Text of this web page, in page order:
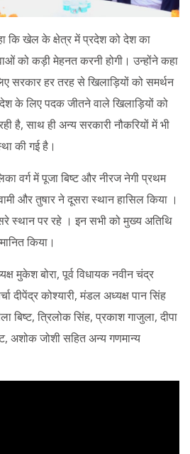
कि खेल के क्षेत्र में प्रदेश को देश का
को कड़ी मेहनत करनी होगी। उन्होंने कहा
सरकार हर तरह से खिलाड़ियों को समर्थन
के लिए पदक जीतने वाले खिलाड़ियों को
है, साथ ही अन्य सरकारी नौकरियों में भी
की गई है।
वर्ग में पूजा बिष्ट और नीरज नेगी प्रथम
और तुषार ने दूसरा स्थान हासिल किया ।
स्थान पर रहे । इन सभी को मुख्य अतिथि
किया।
मुकेश बोरा, पूर्व विधायक नवीन चंद्र
दीपेंद्र कोश्यारी, मंडल अध्यक्ष पान सिंह
बिष्ट, त्रिलोक सिंह, प्रकाश गाजुला, दीपा
अशोक जोशी सहित अन्य गणमान्य